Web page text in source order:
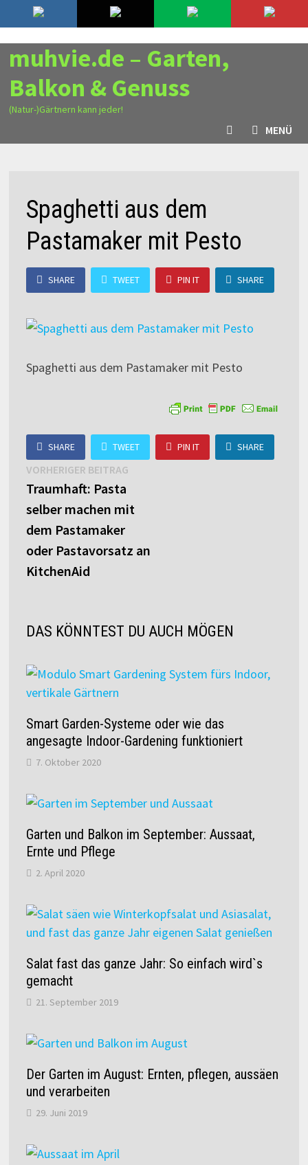
Zurück
zum
Inhalt
7. August 2026
muhvie.de – Garten,
Balkon & Genuss
(Natur-)Gärtnern kann jeder!
MENÜ
Spaghetti aus dem
Pastamaker mit Pesto
SHARE TWEET PIN IT SHARE
Spaghetti aus dem Pastamaker mit Pesto
SHARE TWEET PIN IT SHARE
Beitragsnavigation
VORHERIGER BEITRAGVorheriger
Traumhaft: Pasta
selber machen mit
dem Pastamaker
oder Pastavorsatz an
KitchenAid
DAS KÖNNTEST DU AUCH MÖGEN
Smart Garden-Systeme oder wie das
angesagte Indoor-Gardening funktioniert
7. Oktober 2020
Garten und Balkon im September: Aussaat,
Ernte und Pflege
2. April 2020
Salat fast das ganze Jahr: So einfach wird`s
gemacht
21. September 2019
Der Garten im August: Ernten, pflegen, aussäen
und verarbeiten
29. Juni 2019